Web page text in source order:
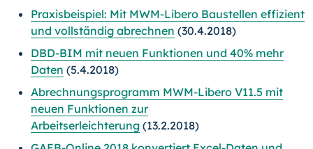
Praxisbeispiel: Mit MWM-Libero Baustellen effizient
und vollständig abrechnen (30.4.2018)
DBD-BIM mit neuen Funktionen und 40% mehr
Daten (5.4.2018)
Abrechnungsprogramm MWM-Libero V11.5 mit
neuen Funktionen zur
Arbeitserleichterung (13.2.2018)